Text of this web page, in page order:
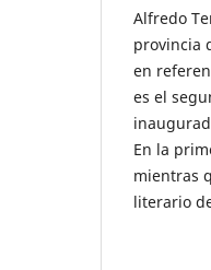
Alfredo
provincia
en
es el
En la
mientras
literario